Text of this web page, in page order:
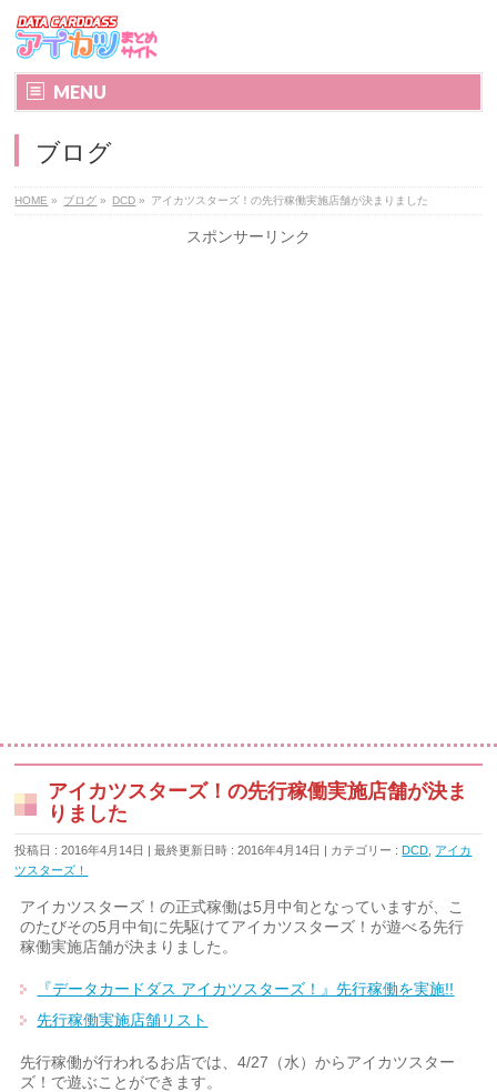
MENU
ブログ
HOME » ブログ » DCD » アイカツスターズ！の先行稼働実施店舗が決まりました
スポンサーリンク
アイカツスターズ！の先行稼働実施店舗が決ま
りました
投稿日 : 2016年4月14日 最終更新日時 : 2016年4月14日 カテゴリー :DCD アイカ
ツスターズ！
アイカツスターズ！の正式稼働は5月中旬となっていますが、こ
のたびその5月中旬に先駆けてアイカツスターズ！が遊べる先行
稼働実施店舗が決まりました。
『データカードダス アイカツスターズ！』先行稼働を実施!!
先行稼働実施店舗リスト
先行稼働が行われるお店では、4/27（水）からアイカツスター
ズ！で遊ぶことができます。